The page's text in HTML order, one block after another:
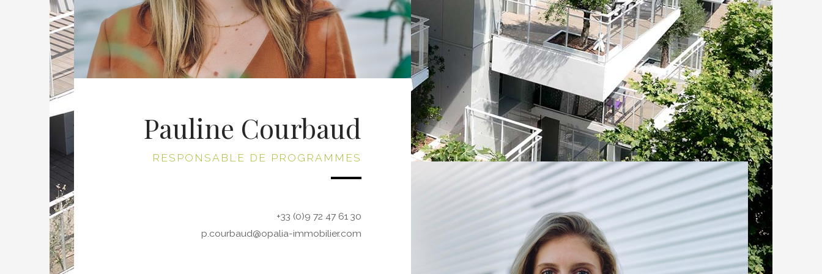
Pauline Courbaud
RESPONSABLE DE PROGRAMMES
+33 (0)9 72 47 61 30
p.courbaud@opalia-immobilier.com